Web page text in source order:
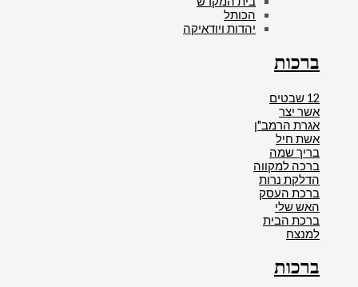
הכותל
יהדות ויודאיקה
ברכות
12 שבטים
אשר יצר
אגרת הרמב"ן
אשת חיל
בריך שמה
ברכה למקווה
הדלקת נרות
ברכת העסק
האש שלי
ברכת הבית
למנצח
ברכות